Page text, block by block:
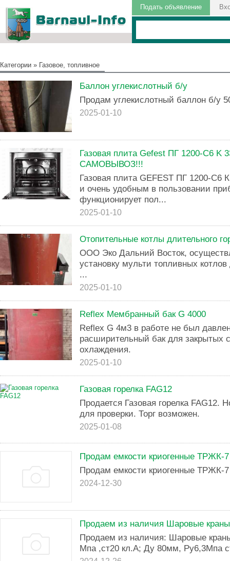
Подать объявление
Категории » Газовое, топливное
Баллон углекислотный б/у
Продам углекислотный баллон б/у
2025-01-10
Газовая плита Gefest ПГ 1200-C6 K
САМОВЫВОЗ!!!
Газовая плита GEFEST ПГ 1200-С6
и очень удобным в пользовании
функционирует пол...
2025-01-10
Отопительные котлы длительного
ООО Эко Дальний Восток,
установку мульти топливных
...
2025-01-10
Reflex Мембранный бак G 4000
Reflex G 4м3 в работе не был
расширительный бак для закрытых
охлаждения.
2025-01-10
Газовая горелка FAG12
Продается Газовая горелка FAG12.
для проверки. Торг возможен.
2025-01-08
Продам емкости криогенные ТРЖК-7
Продам емкости криогенные ТРЖК-
2024-12-30
Продаем из наличия Шаровые
Продаем из наличия: Шаровые
Мпа ,ст20 кл.А; Ду 80мм, Ру6,3Мпа